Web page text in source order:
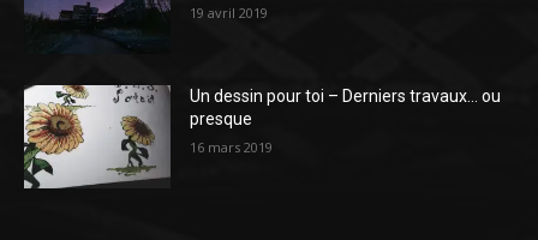
19 avril 2019
Un dessin pour toi – Derniers travaux… ou
presque
16 mars 2019